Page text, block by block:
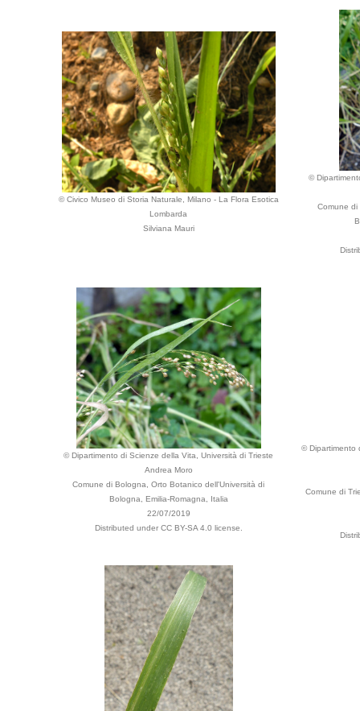
© Civico Museo di Storia Naturale, Milano - La Flora Esotica
Lombarda
Silviana Mauri
©
Comune
© Dipartimento di Scienze della Vita, Università di Trieste
Andrea Moro
Comune di Bologna, Orto Botanico dell'Università di
Bologna, Emilia-Romagna, Italia
22/07/2019
Distributed under CC BY-SA 4.0 license.
© Dipartimento
Comune di